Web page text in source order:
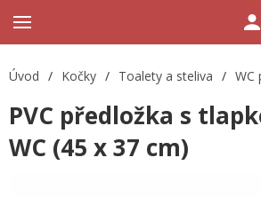
Úvod / Kočky / Toalety a steliva / WC
PVC předložka s
WC (45 x 37 cm)